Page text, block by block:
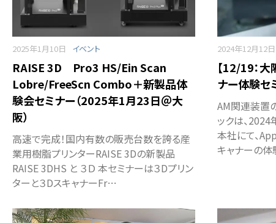
2025年1月10日 イベント
RAISE 3D Pro3 HS/Ein Scan
Lobre/FreeScn Combo＋新製品体
験会セミナー（2025年1月23日＠大
阪）
高速で完成！国内有数の販売台数を誇る産
業用樹脂プリンターRAISE 3Dの新製品
RAISE 3DHS と ３Ｄ 本セミナーは３Dプリン
ターと３DスキャナーFr…
2024年12月12日
【12/19：
ナー体験セ
AM関連装置
ックは、
本社にて、
キャナーの